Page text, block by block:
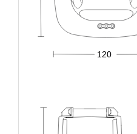
120